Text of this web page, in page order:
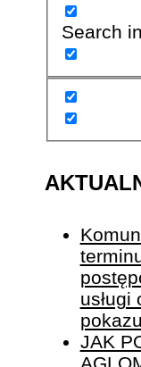
Search
usługi
JAK